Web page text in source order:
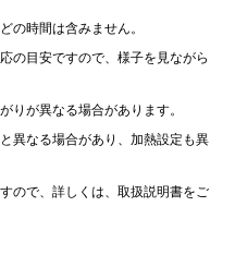
の時間は含みません。
の目安ですので、様子を見ながら
りが異なる場合があります。
異なる場合があり、加熱設定も異
ので、詳しくは、取扱説明書をご